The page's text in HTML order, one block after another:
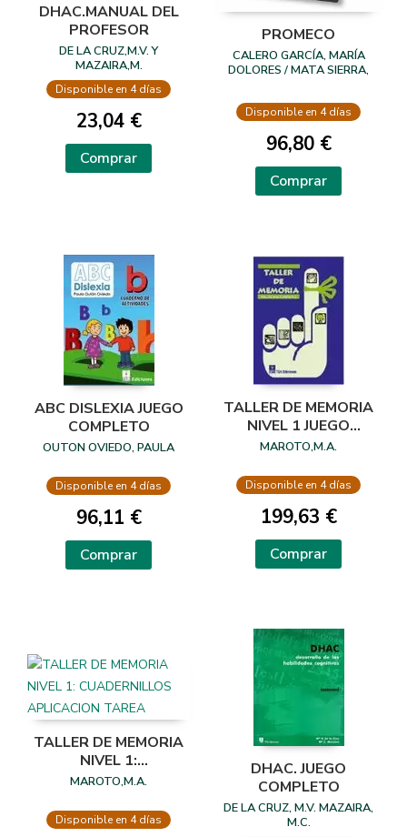
DHAC.MANUAL DEL
PROFESOR
DE LA CRUZ,M.V. Y
MAZAIRA,M.
Disponible en 4 días
23,04 €
Comprar
PROMECO
CALERO GARCÍA, MARÍA
DOLORES / MATA SIERRA,
ROSARIO
Disponible en 4 días
96,80 €
Comprar
ABC DISLEXIA JUEGO
COMPLETO
OUTON OVIEDO, PAULA
Disponible en 4 días
96,11 €
Comprar
TALLER DE MEMORIA
NIVEL 1 JUEGO
COMPLETO
MAROTO,M.A.
Disponible en 4 días
199,63 €
Comprar
TALLER DE MEMORIA
NIVEL 1:
CUADERNILLOS
MAROTO,M.A.
Disponible en 4 días
DHAC. JUEGO
COMPLETO
DE LA CRUZ, M.V. MAZAIRA,
M.C.